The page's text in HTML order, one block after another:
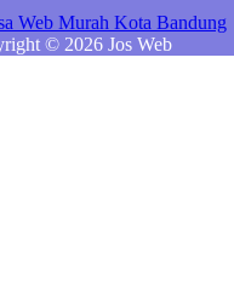
© 2026 Jos Web